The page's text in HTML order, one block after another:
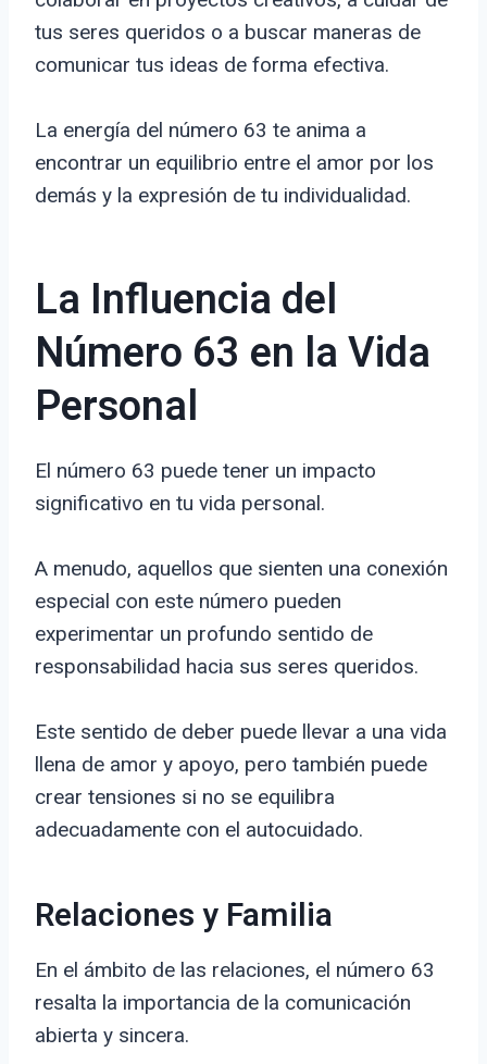
tus seres queridos o a buscar maneras de
comunicar tus ideas de forma efectiva.
La energía del número 63 te anima a
encontrar un equilibrio entre el amor por los
demás y la expresión de tu individualidad.
La Influencia del
Número 63 en la Vida
Personal
El número 63 puede tener un impacto
significativo en tu vida personal.
A menudo, aquellos que sienten una conexión
especial con este número pueden
experimentar un profundo sentido de
responsabilidad hacia sus seres queridos.
Este sentido de deber puede llevar a una vida
llena de amor y apoyo, pero también puede
crear tensiones si no se equilibra
adecuadamente con el autocuidado.
Relaciones y Familia
En el ámbito de las relaciones, el número 63
resalta la importancia de la comunicación
abierta y sincera.